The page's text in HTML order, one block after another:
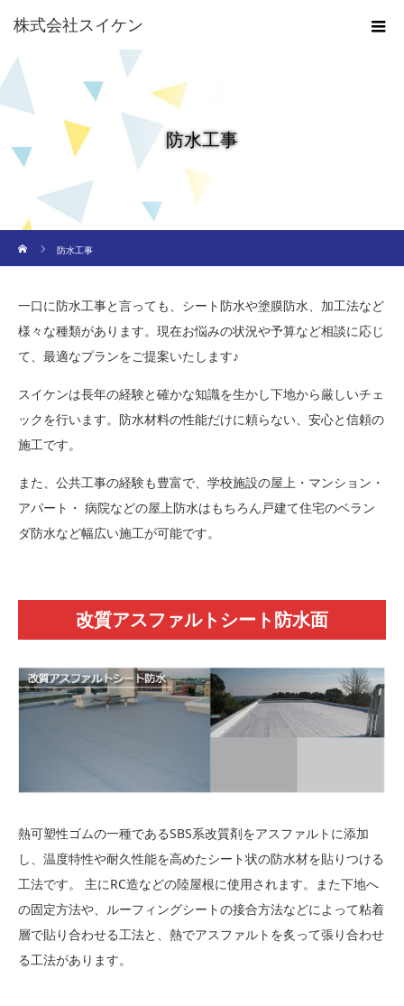
株式会社スイケン
防水工事
防水工事
一口に防水工事と言っても、シート防水や塗膜防水、加工法など
様々な種類があります。現在お悩みの状況や予算など相談に応じ
て、最適なプランをご提案いたします♪
スイケンは長年の経験と確かな知識を生かし下地から厳しいチェ
ックを行います。防水材料の性能だけに頼らない、安心と信頼の
施工です。
また、公共工事の経験も豊富で、学校施設の屋上・マンション・
アパート・ 病院などの屋上防水はもちろん戸建て住宅のベラン
ダ防水など幅広い施工が可能です。
改質アスファルトシート防水面
熱可塑性ゴムの一種であるSBS系改質剤をアスファルトに添加
し、温度特性や耐久性能を高めたシート状の防水材を貼りつける
工法です。 主にRC造などの陸屋根に使用されます。また下地へ
の固定方法や、ルーフィングシートの接合方法などによって粘着
層で貼り合わせる工法と、熱でアスファルトを炙って張り合わせ
る工法があります。